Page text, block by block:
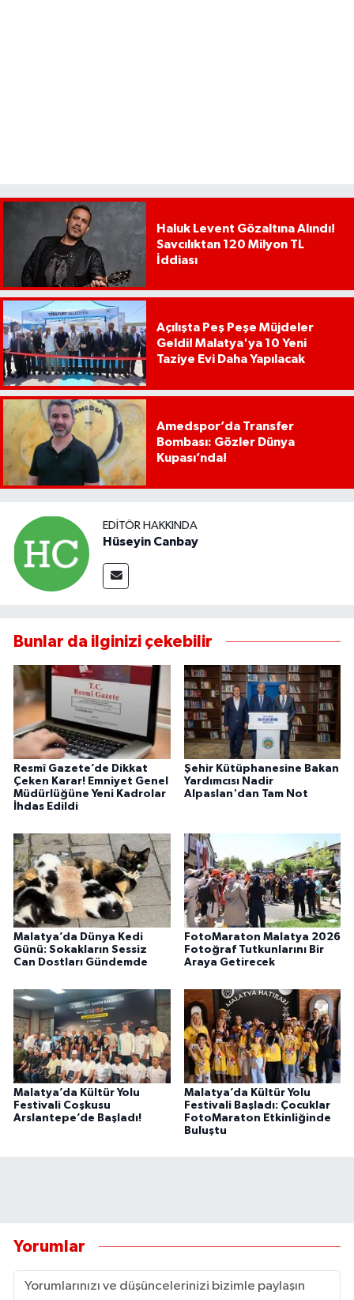
Haluk Levent Gözaltına Alındı!
Savcılıktan 120 Milyon TL
İddiası
Açılışta Peş Peşe Müjdeler
Geldi! Malatya'ya 10 Yeni
Taziye Evi Daha Yapılacak
Amedspor’da Transfer
Bombası: Gözler Dünya
Kupası’nda!
EDITÖR HAKKINDA
Hüseyin Canbay
Bunlar da ilginizi çekebilir
Resmî Gazete’de Dikkat
Çeken Karar! Emniyet Genel
Müdürlüğüne Yeni Kadrolar
İhdas Edildi
Şehir Kütüphanesine Bakan
Yardımcısı Nadir
Alpaslan'dan Tam Not
Malatya’da Dünya Kedi
Günü: Sokakların Sessiz
Can Dostları Gündemde
FotoMaraton Malatya 2026
Fotoğraf Tutkunlarını Bir
Araya Getirecek
Malatya’da Kültür Yolu
Festivali Coşkusu
Arslantepe’de Başladı!
Malatya’da Kültür Yolu
Festivali Başladı: Çocuklar
FotoMaraton Etkinliğinde
Buluştu
Yorumlar